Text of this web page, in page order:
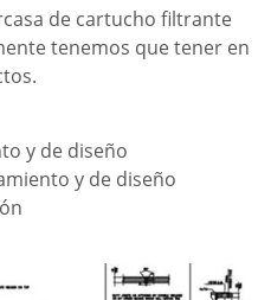
de cartucho filtrante
tenemos que tener en
y de diseño
y de diseño